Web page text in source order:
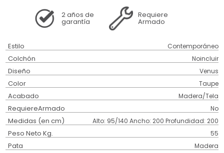
2 años de
garantía
Requiere
Armado
Estilo Contemporáneo
Colchón Noincluir
Diseño Venus
Color Taupe
Acabado Madera/Tela
RequiereArmado No
Medidas (en cm) Alto: 95/140 Ancho: 200 Profundidad: 200
Peso Neto Kg. 55
Pata Madera